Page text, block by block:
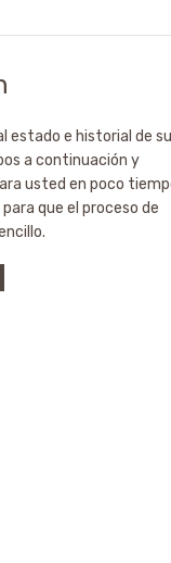
estado e historial de su
a continuación y
usted en poco
que el proceso de